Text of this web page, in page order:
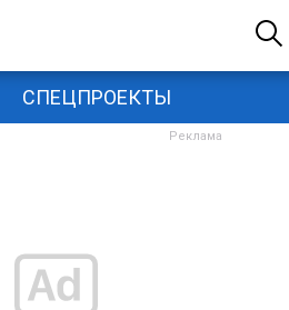
СПЕЦПРОЕКТЫ